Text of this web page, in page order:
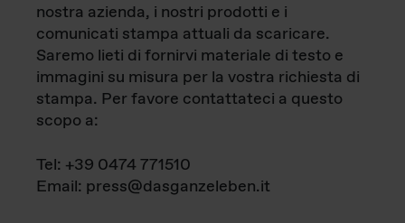
nostra azienda, i nostri prodotti e i
comunicati stampa attuali da scaricare.
Saremo lieti di fornirvi materiale di testo e
immagini su misura per la vostra richiesta di
stampa. Per favore contattateci a questo
scopo a:
Tel: +39 0474 771510
Email: press@dasganzeleben.it